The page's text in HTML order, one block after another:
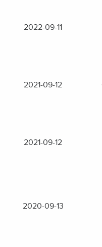
2022-09-11
2021-09-12
2021-09-12
2020-09-13